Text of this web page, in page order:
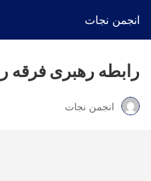
انجمن نجات
رابطه رهبری فرقه
انجمن نجات